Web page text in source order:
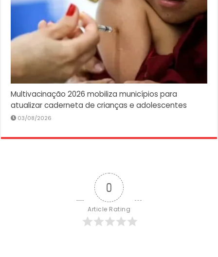
Multivacinação 2026 mobiliza municípios para
atualizar caderneta de crianças e adolescentes
03/08/2026
0
Article Rating